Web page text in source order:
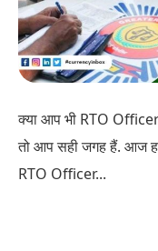
क्या आप भी RTO
तो आप सही जगह हैं. आज
RTO Officer...